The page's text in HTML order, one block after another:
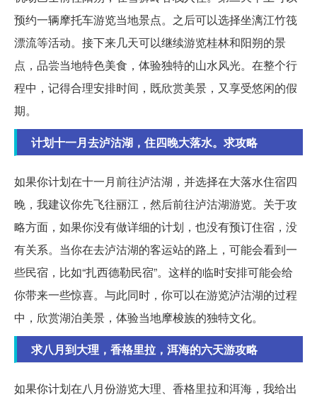
预约一辆摩托车游览当地景点。之后可以选择坐漓江竹筏
漂流等活动。接下来几天可以继续游览桂林和阳朔的景
点，品尝当地特色美食，体验独特的山水风光。在整个行
程中，记得合理安排时间，既欣赏美景，又享受悠闲的假
期。
计划十一月去泸沽湖，住四晚大落水。求攻略
如果你计划在十一月前往泸沽湖，并选择在大落水住宿四
晚，我建议你先飞往丽江，然后前往泸沽湖游览。关于攻
略方面，如果你没有做详细的计划，也没有预订住宿，没
有关系。当你在去泸沽湖的客运站的路上，可能会看到一
些民宿，比如“扎西德勒民宿”。这样的临时安排可能会给
你带来一些惊喜。与此同时，你可以在游览泸沽湖的过程
中，欣赏湖泊美景，体验当地摩梭族的独特文化。
求八月到大理，香格里拉，洱海的六天游攻略
如果你计划在八月份游览大理、香格里拉和洱海，我给出